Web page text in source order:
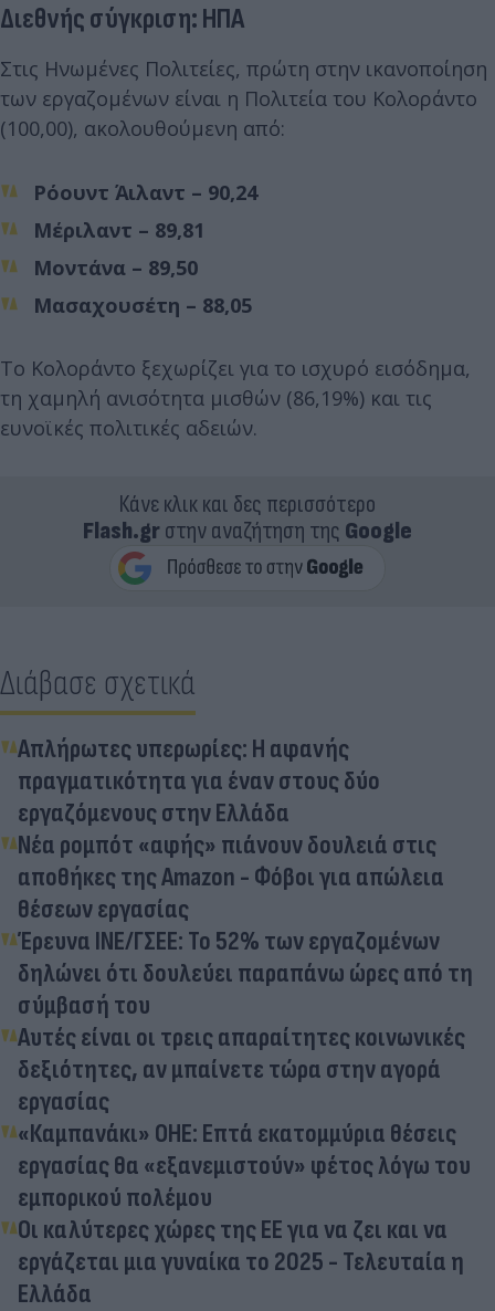
Διεθνής σύγκριση: ΗΠΑ
Στις Ηνωμένες Πολιτείες, πρώτη στην ικανοποίηση
των εργαζομένων είναι η Πολιτεία του Κολοράντο
(100,00), ακολουθούμενη από:
Ρόουντ Άιλαντ – 90,24
Μέριλαντ – 89,81
Μοντάνα – 89,50
Μασαχουσέτη – 88,05
Το Κολοράντο ξεχωρίζει για το ισχυρό εισόδημα,
τη χαμηλή ανισότητα μισθών (86,19%) και τις
ευνοϊκές πολιτικές αδειών.
Κάνε κλικ και δες περισσότερο
Flash.grστην αναζήτηση της Google
Διάβασε σχετικά
Απλήρωτες υπερωρίες: Η αφανής
πραγματικότητα για έναν στους δύο
εργαζόμενους στην Ελλάδα
Νέα ρομπότ «αφής» πιάνουν δουλειά στις
αποθήκες της Amazon - Φόβοι για απώλεια
θέσεων εργασίας
Έρευνα ΙΝΕ/ΓΣΕΕ: Το 52% των εργαζομένων
δηλώνει ότι δουλεύει παραπάνω ώρες από τη
σύμβασή του
Αυτές είναι οι τρεις απαραίτητες κοινωνικές
δεξιότητες, αν μπαίνετε τώρα στην αγορά
εργασίας
«Καμπανάκι» ΟΗΕ: Επτά εκατομμύρια θέσεις
εργασίας θα «εξανεμιστούν» φέτος λόγω του
εμπορικού πολέμου
Οι καλύτερες χώρες της ΕΕ για να ζει και να
εργάζεται μια γυναίκα το 2025 - Τελευταία η
Ελλάδα